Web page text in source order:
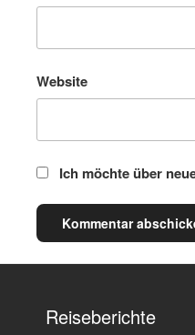
Website
Ich möchte über
Reiseberichte